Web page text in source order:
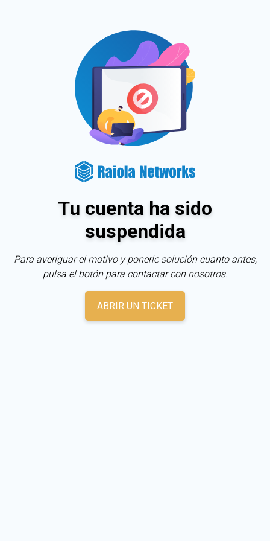
Tu cuenta ha sido
suspendida
Para averiguar el motivo y ponerle solución cuanto antes,
pulsa el botón para contactar con nosotros.
ABRIR UN TICKET